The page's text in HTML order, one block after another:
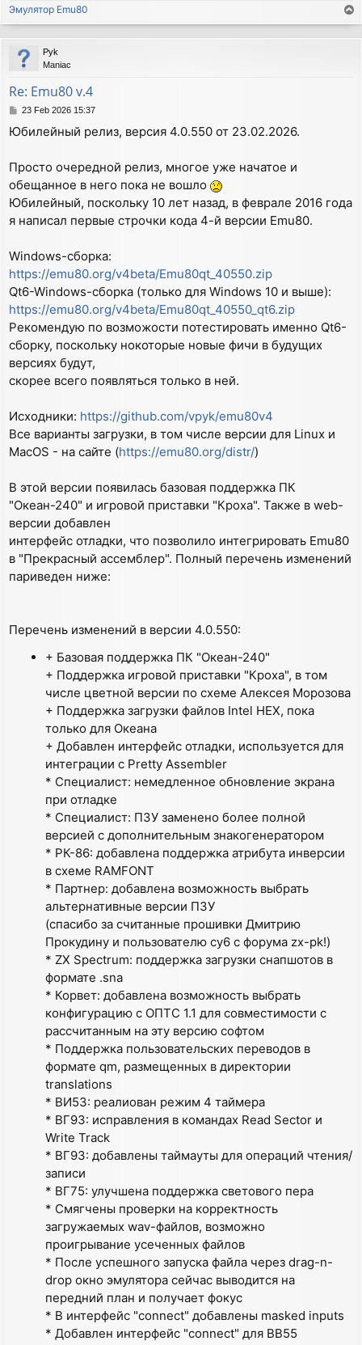
Эмулятор Emu80
o
p
Pyk
Maniac
Re: Emu80 v.4
P
s
23 Feb 2026 15:37
Юбилейный релиз, версия 4.0.550 от 23.02.2026.
Просто очередной релиз, многое уже начатое и
обещанное в него пока не вошло
Юбилейный, поскольку 10 лет назад, в феврале 2016 года
я написал первые строчки кода 4-й версии Emu80.
Windows-сборка:
https://emu80.org/v4beta/Emu80qt_40550.zip
Qt6-Windows-сборка (только для Windows 10 и выше):
https://emu80.org/v4beta/Emu80qt_40550_qt6.zip
Рекомендую по возможости потестировать именно Qt6-
сборку, поскольку нокоторые новые фичи в будущих
версиях будут,
скорее всего появляться только в ней.
Исходники: https://github.com/vpyk/emu80v4
Все варианты загрузки, в том числе версии для Linux и
MacOS - на сайте (https://emu80.org/distr/)
В этой версии появилась базовая поддержка ПК
"Океан-240" и игровой приставки "Кроха". Также в web-
версии добавлен
интерфейс отладки, что позволило интегрировать Emu80
в "Прекрасный ассемблер". Полный перечень изменений
париведен ниже:
Перечень изменений в версии 4.0.550:
+ Базовая поддержка ПК "Океан-240"
+ Поддержка игровой приставки "Кроха", в том
числе цветной версии по схеме Алексея Морозова
+ Поддержка загрузки файлов Intel HEX, пока
только для Океана
+ Добавлен интерфейс отладки, используется для
интеграции с Pretty Assembler
* Специалист: немедленное обновление экрана
при отладке
* Специалист: ПЗУ заменено более полной
версией с дополнительным знакогенератором
* РК-86: добавлена поддержка атрибута инверсии
в схеме RAMFONT
* Партнер: добавлена возможность выбрать
альтернативные версии ПЗУ
(спасибо за считанные прошивки Дмитрию
Прокудину и пользователю cy6 с форума zx-pk!)
* ZX Spectrum: поддержка загрузки снапшотов в
формате .sna
* Корвет: добавлена возможность выбрать
конфигурацию с ОПТС 1.1 для совместимости с
рассчитанным на эту версию софтом
* Поддержка пользовательских переводов в
формате qm, размещенных в директории
translations
* ВИ53: реалиован режим 4 таймера
* ВГ93: исправления в командах Read Sector и
Write Track
* ВГ93: добавлены таймауты для операций чтения/
записи
* ВГ75: улучшена поддержка светового пера
* Смягчены проверки на корректность
загружаемых wav-файлов, возможно
проигрывание усеченных файлов
* После успешного запуска файла через drag-n-
drop окно эмулятора сейчас выводится на
передний план и получает фокус
* В интерфейс "connect" добавлены masked inputs
* Добавлен интерфейс "connect" для ВВ55